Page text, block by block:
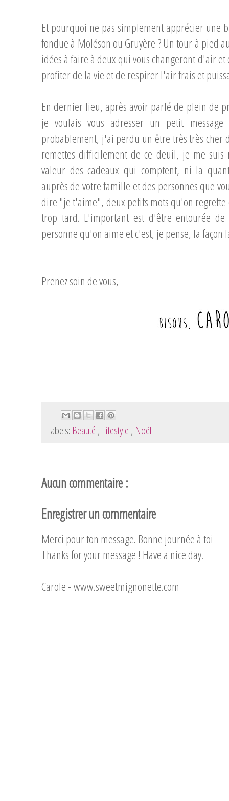
Et pourquoi ne pas simplement apprécier une
fondue à Moléson ou Gruyère ? Un tour à pied
idées à faire à deux qui vous changeront d'air
profiter de la vie et de respirer l'air frais et
En dernier lieu, après avoir parlé de plein de
je voulais vous adresser un petit message
probablement, j'ai perdu un être très très cher
remettes difficilement de ce deuil, je me
valeur des cadeaux qui comptent, ni la
auprès de votre famille et des personnes que
dire "je t'aime", deux petits mots qu'on regrette
trop tard. L'important est d'être entourée
personne qu'on aime et c'est, je pense, la façon
Prenez soin de vous,
Labels: Beauté , Lifestyle , Noël
Aucun commentaire :
Enregistrer un commentaire
Merci pour ton message. Bonne journée à toi
Thanks for your message ! Have a nice day.
Carole -www.sweetmignonette.com